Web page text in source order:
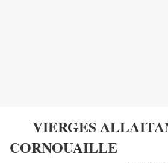
VIERGES
CORNOUAILLE